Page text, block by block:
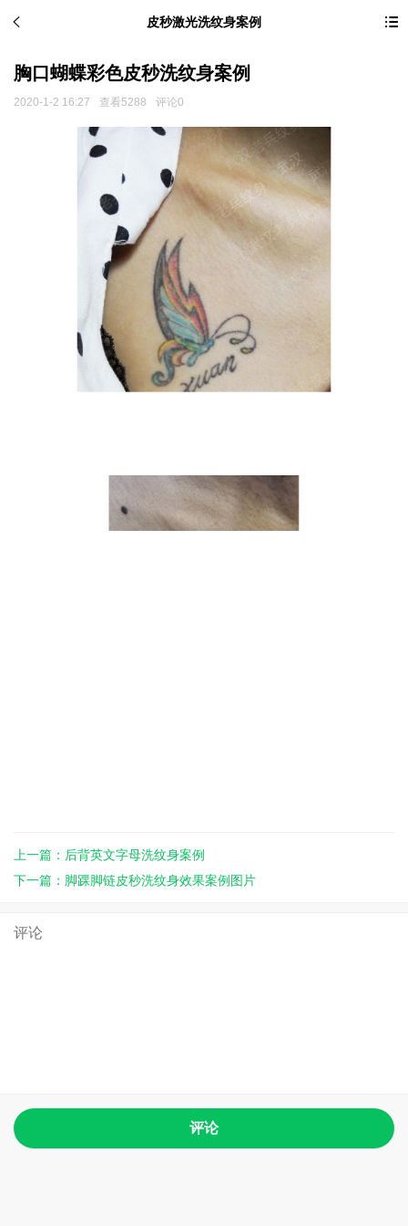
皮秒激光洗纹身案例
胸口蝴蝶彩色皮秒洗纹身案例
2020-1-2 16:27 查看5288 评论0
上一篇：后背英文字母洗纹身案例
下一篇：脚踝脚链皮秒洗纹身效果案例图片
评论